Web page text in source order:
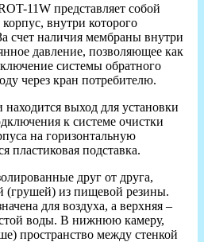
11W представляет собой
внутри которого
счет наличия мембраны внутри
давление, позволяющее как
системы обратного
через кран потребителю.
выход для установки
к системе очистки
на горизонтальную
пластиковая подставка.
друг от друга,
(грушей) из пищевой резины.
для воздуха, а верхняя –
воды. В нижнюю камеру,
пространство между стенкой